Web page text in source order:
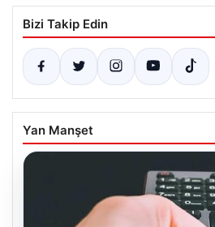
Bizi Takip Edin
Yan Manşet